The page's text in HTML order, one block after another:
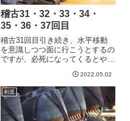
稽古31・32・33・34・
35・36・37回目
稽古31回目引き続き、水平移動
を意識しつつ面に行こうとするの
ですが、必死になってくるとやは
なってきたところで、何度も先生
に合い面やいなされるなどしてま
すます瀕死になりつつ打ち込んで
いくことで、少しずつモノにな
っ...
2022.05.02
剣道